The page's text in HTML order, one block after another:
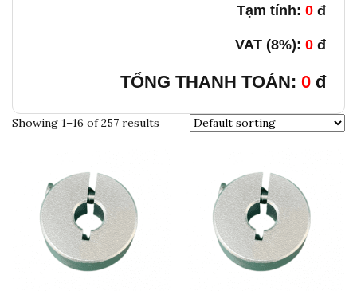
Tạm tính: 0 đ
VAT (8%): 0 đ
TỔNG THANH TOÁN: 0 đ
Showing 1–16 of 257 results